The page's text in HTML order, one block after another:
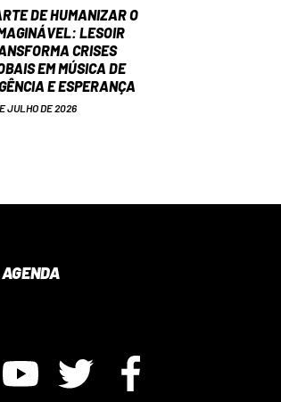
DE HUMANIZAR O
LESOIR
CRISES
EM MÚSICA DE
E ESPERANÇA
JULHO DE 2026
AGENDA